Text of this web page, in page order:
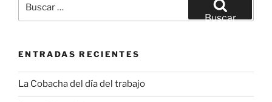
por:
Buscar
ENTRADAS RECIENTES
La Cobacha del día del trabajo